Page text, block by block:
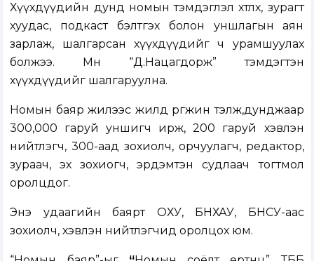
Хүүхдүүдийн дунд номын тэмдэглэл хөтлөх, зурагт
хуудас, подкаст бэлтгэх болон уншлагын аян
зарлаж, шалгарсан хүүхдүүдийг ч урамшуулах
болжээ. Мөн “Д.Нацагдорж” тэмдэгтэн
хүүхдүүдийг шалгаруулна.
Номын баяр жилээс жилд өргөжин тэлж,дунджаар
300,000 гаруй уншигч ирж, 200 гаруй хэвлэн
нийтлэгч, 300-аад зохиолч, орчуулагч, редактор,
зураач, эх зохиогч, эрдэмтэн судлаач тогтмол
оролцдог.
Энэ удаагийн баярт ОХУ, БНХАУ, БНСУ-аас
зохиолч, хэвлэн нийтлэгчид оролцох юм.